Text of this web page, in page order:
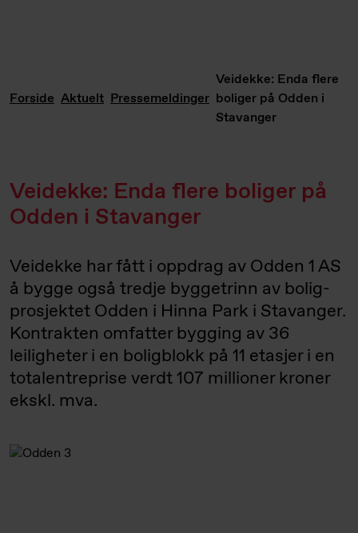
Forside Aktuelt Pressemeldinger
Veidekke: Enda flere
boliger på Odden i
Stavanger
Veidekke: Enda flere boliger på
Odden i Stavanger
Veidekke har fått i oppdrag av Odden 1 AS
å bygge også tredje byggetrinn av bolig­
prosjektet Odden i Hinna Park i Stavanger.
Kontrakten omfatter bygging av 36
leiligheter i en boligblokk på 11 etasjer i en
totalentreprise verdt 107 millioner kroner
ekskl. mva.